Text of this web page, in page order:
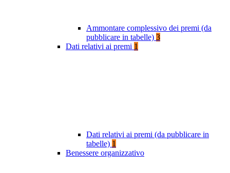
Ammontare complessivo dei premi (da
pubblicare in tabelle) 3
Dati relativi ai premi 1
Dati relativi ai premi (da pubblicare in
tabelle) 1
Benessere organizzativo